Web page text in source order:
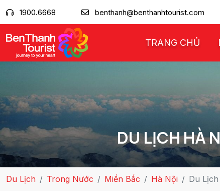
1900.6668 benthanh@benthanhtourist.com
TRANG CHỦ
DU LỊCH HÀ
Du Lịch Trong Nước Miền Bắc Hà Nội Du